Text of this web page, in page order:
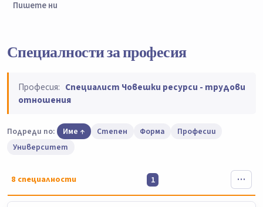
Пишете ни
Специалности за професия
Професия: Специалист Човешки ресурси - трудови
отношения
Подреди по: Име Степен Форма
Професии
Университет
8специалности 1